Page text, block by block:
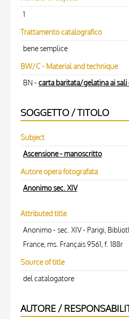
1
Trattamento catalografico
bene semplice
BW/C - Material and technique
BN - carta baritata/gelatina ai sali
SOGGETTO / TITOLO
Subject
Ascensione - manoscritto
Autore opera fotografata
Anonimo sec. XIV
Attributed title
Anonimo - sec. XIV - Parigi,
France, ms. Français 9561, f. 188r
Source of title
del catalogatore
AUTORE /